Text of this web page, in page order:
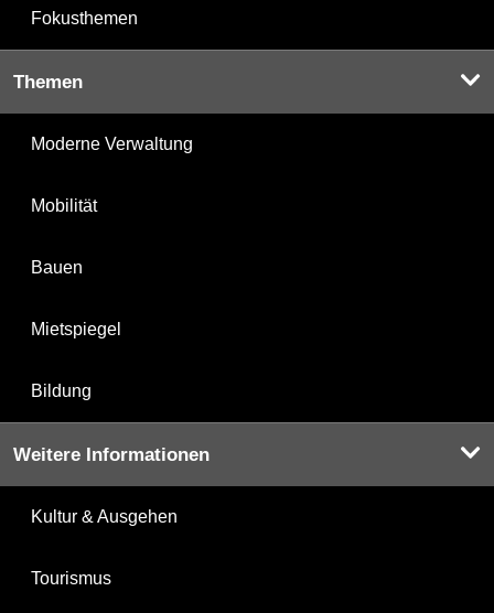
Fokusthemen
Themen
Moderne Verwaltung
Mobilität
Bauen
Mietspiegel
Bildung
Weitere Informationen
Kultur & Ausgehen
Tourismus